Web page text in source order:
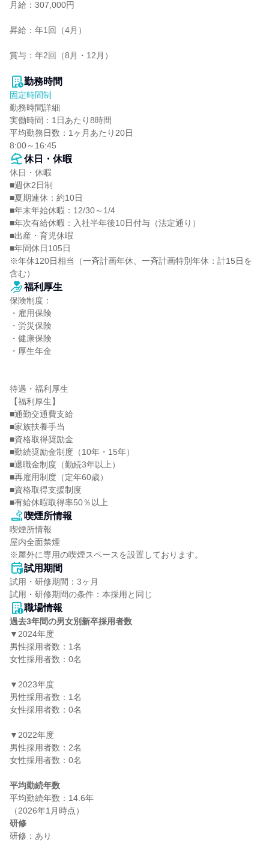
月給：307,000円
昇給：年1回（4月）
賞与：年2回（8月・12月）
勤務時間
固定時間制
勤務時間詳細
実働時間：1日あたり8時間
平均勤務日数：1ヶ月あたり20日
8:00～16:45
休日・休暇
休日・休暇
■週休2日制
■夏期連休：約10日
■年末年始休暇：12/30～1/4
■年次有給休暇：入社半年後10日付与（法定通り）
■出産・育児休暇
■年間休日105日
※年休120日相当（一斉計画年休、一斉計画特別年休：計15日を
含む）
福利厚生
保険制度：
・雇用保険
・労災保険
・健康保険
・厚生年金
待遇・福利厚生
【福利厚生】
■通勤交通費支給
■家族扶養手当
■資格取得奨励金
■勤続奨励金制度（10年・15年）
■退職金制度（勤続3年以上）
■再雇用制度（定年60歳）
■資格取得支援制度
■有給休暇取得率50％以上
喫煙所情報
喫煙所情報
屋内全面禁煙
※屋外に専用の喫煙スペースを設置しております。
試用期間
試用・研修期間：3ヶ月
職場情報
過去3年間の男女別新卒採用者数
▼2024年度
男性採用者数：1名
女性採用者数：0名
▼2023年度
男性採用者数：1名
女性採用者数：0名
▼2022年度
男性採用者数：2名
女性採用者数：0名
平均勤続年数
平均勤続年数：14.6年
研修
研修：あり